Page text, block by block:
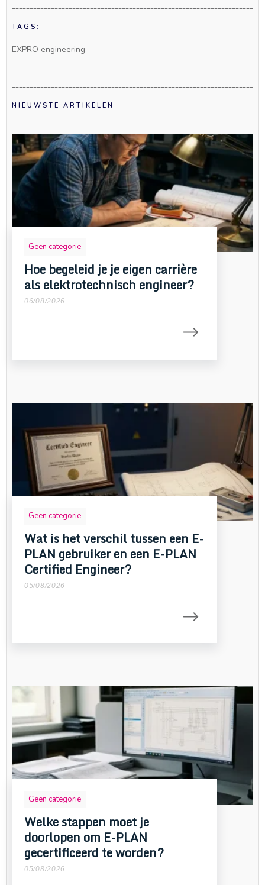
TAGS:
EXPRO engineering
NIEUWSTE ARTIKELEN
Geen categorie
Hoe begeleid je je eigen carrière
als elektrotechnisch engineer?
06/08/2026
Geen categorie
Wat is het verschil tussen een E-
PLAN gebruiker en een E-PLAN
Certified Engineer?
05/08/2026
Geen categorie
Welke stappen moet je
doorlopen om E-PLAN
gecertificeerd te worden?
05/08/2026